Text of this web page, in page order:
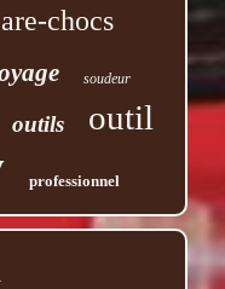
chocs
soudeur
outils outil
professionnel